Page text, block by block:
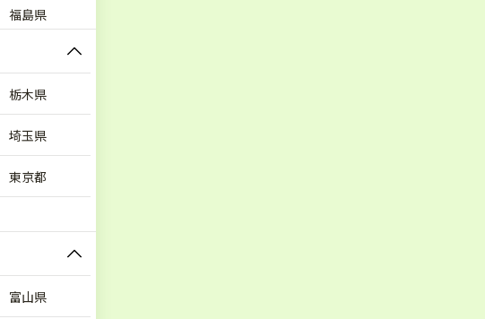
福島県
栃木県
埼玉県
東京都
富山県